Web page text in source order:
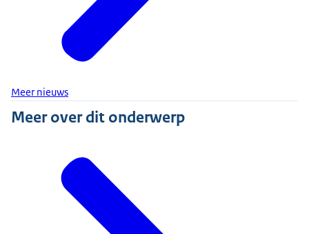
Meer nieuws
Meer over dit onderwerp